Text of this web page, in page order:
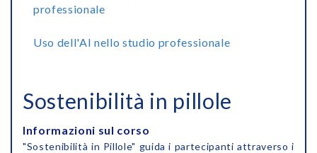
professionale
Uso dell'AI nello studio professionale
Sostenibilità in pillole
Informazioni sul corso
"Sostenibilità in Pillole" guida i partecipanti attraverso i